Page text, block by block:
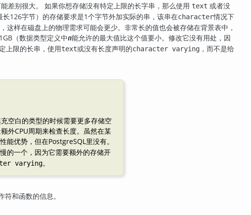
差别很大。 如果你想存储没有特定上限的长字串，那么使用 text 或者没
126字节）的存储要求是1个字节外加实际的串，该串在character情况下
样在磁盘上的物理需求可能会更少。非常长的值也会被存储在背景表中，
（数据类型定义中n能允许的最大值比这个值要小。修改它没有用处，因
上限的长串，使用text或没有长度声明的character varying ，而不是给
空白的类型的时候需要更多存储空
外CPU周期来检查长度。虽然在某
能优势，但在PostgreSQL 里没有。
的一个，因为它需要额外的存储开
varying。
和函数的信息。